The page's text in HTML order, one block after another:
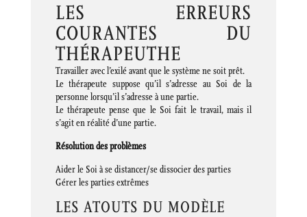
LES ERREURS
COURANTES DU
THÉRAPEUTHE
Travailler avec l’exilé avant que le système ne soit prêt.
Le thérapeute suppose qu’il s’adresse au Soi de la
personne lorsqu’il s’adresse à une partie.
Le thérapeute pense que le Soi fait le travail, mais il
s’agit en réalité d’une partie.
Résolution des problèmes
Aider le Soi à se distancer/se dissocier des parties
Gérer les parties extrêmes
LES ATOUTS DU MODÈLE